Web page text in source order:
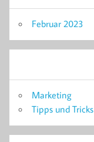
Februar 2023
Marketing
Tipps und Tricks